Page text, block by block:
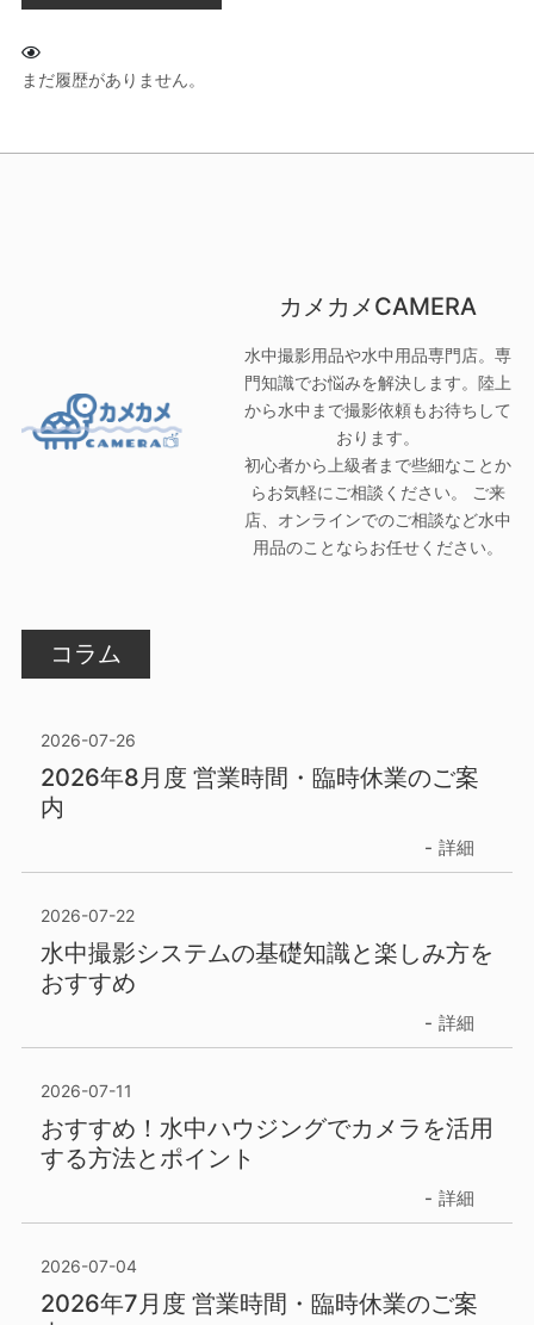
まだ履歴がありません。
カメカメCAMERA
水中撮影用品や水中用品専門店。専
門知識でお悩みを解決します。陸上
から水中まで撮影依頼もお待ちして
おります。
初心者から上級者まで些細なことか
らお気軽にご相談ください。 ご来
店、オンラインでのご相談など水中
用品のことならお任せください。
コラム
2026-07-26
2026年8月度 営業時間・臨時休業のご案
内
詳細
2026-07-22
水中撮影システムの基礎知識と楽しみ方を
おすすめ
詳細
2026-07-11
おすすめ！水中ハウジングでカメラを活用
する方法とポイント
詳細
2026-07-04
2026年7月度 営業時間・臨時休業のご案